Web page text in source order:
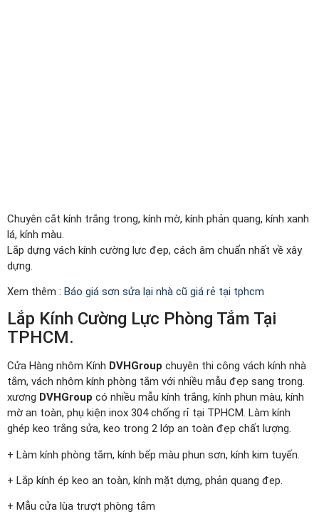
Chuyên cắt kính trắng trong, kính mờ, kính phản quang, kính xanh
lá, kính màu.
Lắp dựng vách kính cường lực đẹp, cách âm chuẩn nhất về xây
dựng.
Xem thêm : Báo giá sơn sửa lại nhà cũ giá rẻ tại tphcm
Lắp Kính Cường Lực Phòng Tắm Tại
TPHCM.
Cửa Hàng nhôm Kính DVHGroup chuyên thi công vách kính nhà
tắm, vách nhôm kính phòng tắm với nhiều mẫu đẹp sang trọng.
xương DVHGroup có nhiều mẫu kính trắng, kính phun màu, kính
mờ an toàn, phụ kiện inox 304 chống rỉ tại TPHCM. Làm kính
ghép keo trắng sửa, keo trong 2 lớp an toàn đẹp chất lượng.
+ Làm kính phòng tắm, kính bếp màu phun sơn, kính kim tuyến.
+ Lắp kính ép keo an toàn, kính mặt dựng, phản quang đep.
+ Mẫu cửa lùa trượt phòng tắm